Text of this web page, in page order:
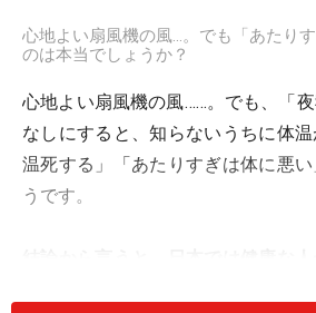
心地よい扇風機の風…。でも「あたり
のは本当でしょうか？
心地よい扇風機の風……。でも、「
なしにすると、知らないうちに体
温死する」「あたりすぎは体に悪
うです。